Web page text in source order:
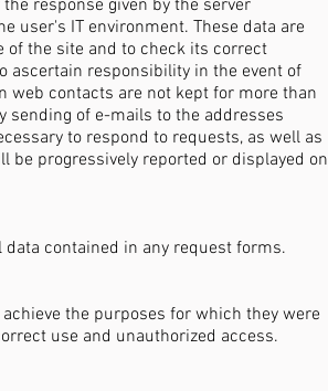
response given by the server
user's IT environment. These data are
the site and to check its correct
ascertain responsibility in the event of
web contacts are not kept for more than
sending of e-mails to the addresses
to respond to requests, as well as
progressively reported or displayed on
contained in any request forms.
the purposes for which they were
use and unauthorized access.